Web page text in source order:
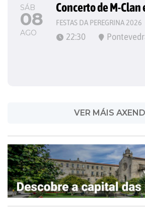
SÁB
08
AGO
Concerto de M-
FESTAS DA PEREGRINA 2026
22:30
VER MÁIS